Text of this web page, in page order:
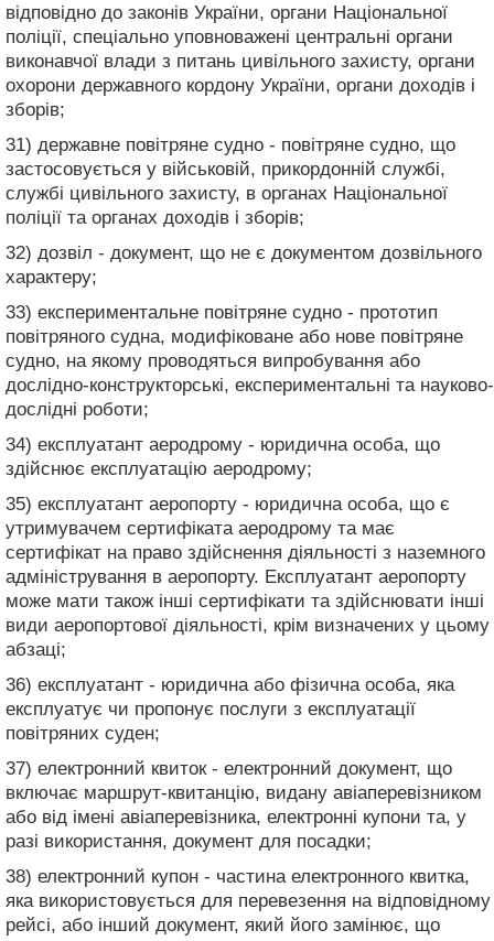
відповідно до законів України, органи Національної
поліції, спеціально уповноважені центральні органи
виконавчої влади з питань цивільного захисту, органи
охорони державного кордону України, органи доходів і
зборів;
31) державне повітряне судно - повітряне судно, що
застосовується у військовій, прикордонній службі,
службі цивільного захисту, в органах Національної
поліції та органах доходів і зборів;
32) дозвіл - документ, що не є документом дозвільного
характеру;
33) експериментальне повітряне судно - прототип
повітряного судна, модифіковане або нове повітряне
судно, на якому проводяться випробування або
дослідно-конструкторські, експериментальні та науково-
дослідні роботи;
34) експлуатант аеродрому - юридична особа, що
здійснює експлуатацію аеродрому;
35) експлуатант аеропорту - юридична особа, що є
утримувачем сертифіката аеродрому та має
сертифікат на право здійснення діяльності з наземного
адміністрування в аеропорту. Експлуатант аеропорту
може мати також інші сертифікати та здійснювати інші
види аеропортової діяльності, крім визначених у цьому
абзаці;
36) експлуатант - юридична або фізична особа, яка
експлуатує чи пропонує послуги з експлуатації
повітряних суден;
37) електронний квиток - електронний документ, що
включає маршрут-квитанцію, видану авіаперевізником
або від імені авіаперевізника, електронні купони та, у
разі використання, документ для посадки;
38) електронний купон - частина електронного квитка,
яка використовується для перевезення на відповідному
рейсі, або інший документ, який його замінює, що